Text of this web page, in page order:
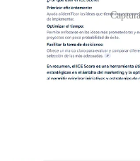
Esto no va a ser una
IA, para eso ya estamos
Searchcommerce funnel e